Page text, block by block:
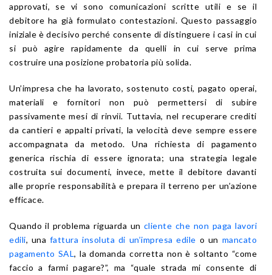
approvati, se vi sono comunicazioni scritte utili e se il
debitore ha già formulato contestazioni. Questo passaggio
iniziale è decisivo perché consente di distinguere i casi in cui
si può agire rapidamente da quelli in cui serve prima
costruire una posizione probatoria più solida.
Un’impresa che ha lavorato, sostenuto costi, pagato operai,
materiali e fornitori non può permettersi di subire
passivamente mesi di rinvii. Tuttavia, nel recuperare crediti
da cantieri e appalti privati, la velocità deve sempre essere
accompagnata da metodo. Una richiesta di pagamento
generica rischia di essere ignorata; una strategia legale
costruita sui documenti, invece, mette il debitore davanti
alle proprie responsabilità e prepara il terreno per un’azione
efficace.
Quando il problema riguarda un cliente che non paga lavori
edili, una fattura insoluta di un’impresa edile o un mancato
pagamento SAL, la domanda corretta non è soltanto “come
faccio a farmi pagare?”, ma “quale strada mi consente di